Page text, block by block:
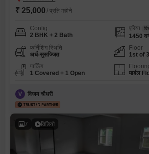
₹ 25,000 / प्रति महीने
Config
2 BHK + 2 Bath
एरिया
1450
फर्निशिंग स्थिति
अर्ध-सुसज्जित
Floor
1st of
पार्किंग
1 Covered + 1 Open
मार्बल
V विजय चौधरी
7 विडियो